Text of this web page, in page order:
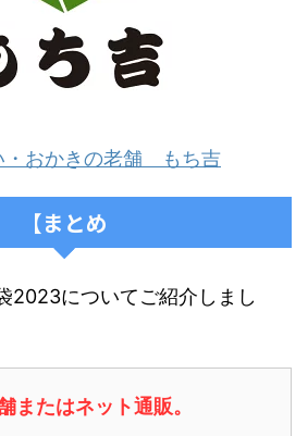
・おかきの老舗 もち吉
【まとめ
2023についてご紹介しまし
またはネット通販。